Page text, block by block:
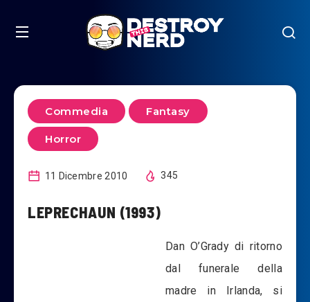
Commedia Fantasy
Horror
11 Dicembre 2010 345
LEPRECHAUN (1993)
Dan O’Grady di ritorno
dal funerale della
madre in Irlanda, si